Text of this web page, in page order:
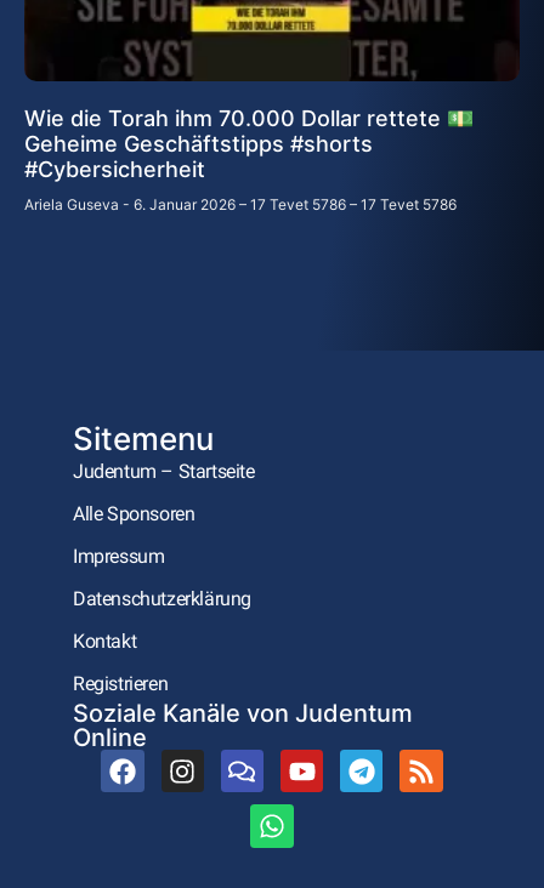
Wie die Torah ihm 70.000 Dollar rettete 💵
Geheime Geschäftstipps #shorts
#Cybersicherheit
Ariela Guseva 6. Januar 2026 – 17 Tevet 5786 – 17 Tevet 5786
Sitemenu
Judentum – Startseite
Alle Sponsoren
Impressum
Datenschutzerklärung
Kontakt
Registrieren
Soziale Kanäle von Judentum
Online